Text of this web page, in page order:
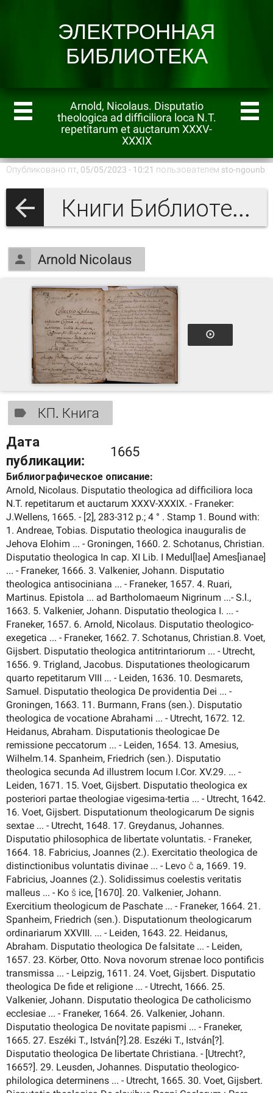
Arnold, Nicolaus. Disputatio
theologica ad difficiliora loca N.T.
repetitarum et auctarum XXXV-
XXXIX
Опубликовано пт, 05/05/2023 - 10:21 пользователем sto-ngounb
Книги Библиотеки Шарошпатакского Реформатского Колледжа
Arnold Nicolaus
КП. Книга
Дата
публикации:
1665
Библиографическое описание:
Arnold, Nicolaus. Disputatio theologica ad difficiliora loca
N.T. repetitarum et auctarum XXXV-XXXIX. - Franeker:
J.Wellens, 1665. - [2], 283-312 p.; 4 ° . Stamp 1. Bound with:
1. Andreae, Tobias. Disputatio theologica inauguralis de
Jehova Elohim ... - Groningen, 1660. 2. Schotanus, Christian.
Disputatio theologica In cap. XI Lib. I Medul[lae] Ames[ianae]
... - Franeker, 1666. 3. Valkenier, Johann. Disputatio
theologica antisociniana ... - Franeker, 1657. 4. Ruari,
Martinus. Epistola ... ad Bartholomaeum Nigrinum ...- S.l.,
1663. 5. Valkenier, Johann. Disputatio theologica I. ... -
Franeker, 1657. 6. Arnold, Nicolaus. Disputatio theologico-
exegetica ... - Franeker, 1662. 7. Schotanus, Christian.8. Voet,
Gijsbert. Disputatio theologica antitrintariorum ... - Utrecht,
1656. 9. Trigland, Jacobus. Disputationes theologicarum
quarto repetitarum VIII ... - Leiden, 1636. 10. Desmarets,
Samuel. Disputatio theologica De providentia Dei ... -
Groningen, 1663. 11. Burmann, Frans (sen.). Disputatio
theologica de vocatione Abrahami ... - Utrecht, 1672. 12.
Heidanus, Abraham. Disputationis theologicae De
remissione peccatorum ... - Leiden, 1654. 13. Amesius,
Wilhelm.14. Spanheim, Friedrich (sen.). Disputatio
theologica secunda Ad illustrem locum I.Cor. XV.29. ... -
Leiden, 1671. 15. Voet, Gijsbert. Disputatio theologica ex
posteriori partae theologiae vigesima-tertia ... - Utrecht, 1642.
16. Voet, Gijsbert. Disputationum theologicarum De signis
sextae ... - Utrecht, 1648. 17. Greydanus, Johannes.
Disputatio philosophica de libertate voluntatis. - Franeker,
1664. 18. Fabricius, Joannes (2.). Exercitatio theologica de
distinctionibus voluntatis divinae ... - Levo č a, 1669. 19.
Fabricius, Joannes (2.). Solidissimus coelestis veritatis
malleus ... - Ko š ice, [1670]. 20. Valkenier, Johann.
Exercitium theologicum de Paschate ... - Franeker, 1664. 21.
Spanheim, Friedrich (sen.). Disputationum theologicarum
ordinariarum XXVIII. ... - Leiden, 1643. 22. Heidanus,
Abraham. Disputatio theologica De falsitate ... - Leiden,
1657. 23. Körber, Otto. Nova novorum strenae loco pontificis
transmissa ... - Leipzig, 1611. 24. Voet, Gijsbert. Disputatio
theologica De fide et religione ... - Utrecht, 1666. 25.
Valkenier, Johann. Disputatio theologica De catholicismo
ecclesiae ... - Franeker, 1664. 26. Valkenier, Johann.
Disputatio theologica De novitate papismi ... - Franeker,
1665. 27. Eszéki T., István[?].28. Eszéki T., István[?].
Disputatio theologica De libertate Christiana. - [Utrecht?,
1665?]. 29. Leusden, Johannes. Disputatio theologico-
philologica determinens ... - Utrecht, 1665. 30. Voet, Gijsbert.